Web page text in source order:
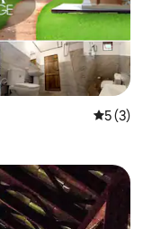
5 av 5 i
5 (3)